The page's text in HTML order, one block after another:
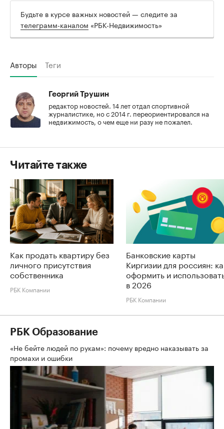
Будьте в курсе важных новостей — следите за
телеграмм-каналом «РБК-Недвижимость»
Авторы Теги
Георгий Трушин
редактор новостей. 14 лет отдал спортивной
журналистике, но с 2014 г. переориентировался на
недвижимость, о чем еще ни разу не пожалел.
Читайте также
Как продать квартиру без
личного присутствия
собственника
РБК Компании
Банковские карты
Киргизии для россиян:
оформить и
в 2026
РБК Компании
РБК Образование
«Не бейте людей по рукам»: почему вредно наказывать за
промахи и ошибки